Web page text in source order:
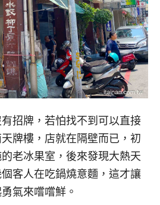
有招牌，若怕找不到可以直接
牌樓，店就在隔壁而已，初
老冰果室，後來發現大熱天
客人在吃鍋燒意麵，這才讓
氣來嚐嚐鮮。